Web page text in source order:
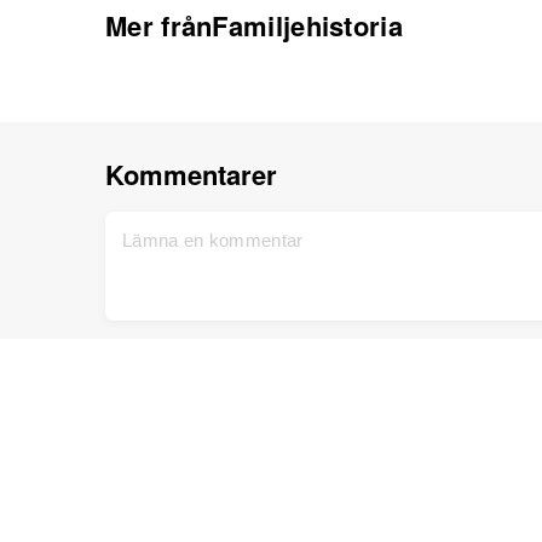
Mer frånFamiljehistoria
Kommentarer